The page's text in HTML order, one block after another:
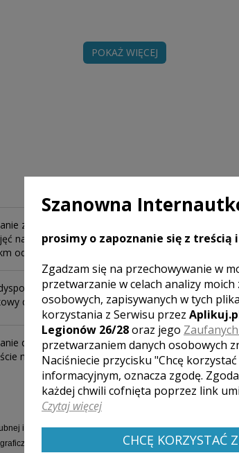
POKAŻ WIĘCEJ
zdjęć od przygotowań do wesela do godz. 1:00.
na ustalonym nośniku. Plener w innym dniu.
od miasta.
dyspozycyjność fotografów podczas reportażu oraz
dzień na sesję.
dodatkowej sesji, jeszcze przed ślubem.
małżeństwem.
i po niej organizowanego wesela, jak i przy
Używam:
Szanowna
prosimy o zapoznanie się z treścią
Zgadzam się na przechowywanie w
przetwarzanie w celach analizy
osobowych, zapisywanych w tych
korzystania z Serwisu przez
Legionów 26/28oraz jego
przetwarzaniem danych osobowych
Naciśniecie przycisku "Chcę
informacyjnym, oznacza zgodę.
każdej chwili cofnięta poprzez link
Czytaj więcej
CHCĘ KORZYSTAĆ